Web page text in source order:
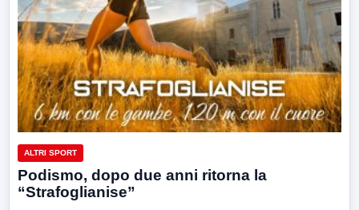
ALTRI SPORT
Podismo, dopo due anni ritorna la
“Strafoglianise”